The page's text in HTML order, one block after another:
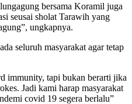
bersama Koramil juga
seusai sholat Tarawih yang
ungkapnya.
seluruh masyarakat agar tetap
immunity, tapi bukan berarti jika
Jadi kami harap masyarakat
covid 19 segera berlalu”